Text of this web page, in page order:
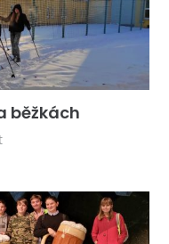
běžkách